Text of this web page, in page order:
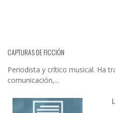
CAPTURAS DE FICCIÓN
Periodista y crítico musical. Ha
comunicación,...